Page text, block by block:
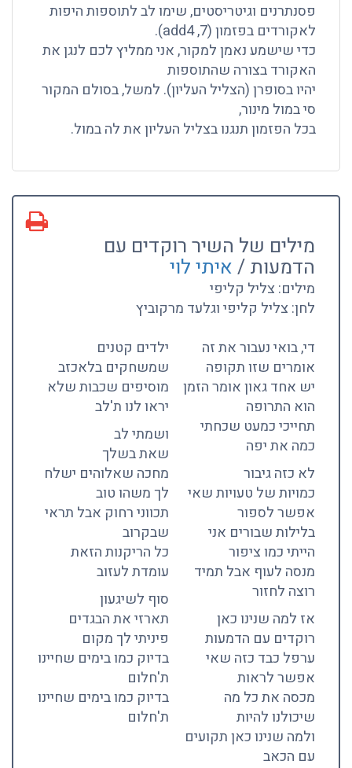
פסנתרנים וגיטריסטים, שימו לב לתוספות היפות
לאקורדים בפזמון (7, add4).
כדי שישמע נאמן למקור, אני ממליץ לכם לנגן את
האקורד בצורה שהתוספות
יהיו בסופרן (הצליל העליון). למשל, בסולם המקור
סי במול מינור,
בכל הפזמון תנגנו בצליל העליון את לה במול.
מילים של השיר רוקדים עם
הדמעות /איתי לוי
מילים: צליל קליפי
לחן: צליל קליפי וגלעד מרקוביץ
די, בואי נעבור את זה
אומרים שזו תקופה
יש אחד גאון אומר הזמן
הוא התרופה
תחייכי כמעט שכחתי
כמה את יפה
לא כזה גיבור
כמויות של טעויות שאי
אפשר לספור
בלילות שבורים אני
הייתי כמו ציפור
מנסה לעוף אבל תמיד
רוצה לחזור
אז למה שנינו כאן
רוקדים עם הדמעות
ערפל כבד כזה שאי
אפשר לראות
מכסה את כל מה
שיכולנו להיות
ולמה שנינו כאן תקועים
עם הכאב
ילדים קטנים
שמשחקים בלאכזב
מוסיפים שכבות שלא
יראו לנו ת'לב
ושמתי לב
שאת בשלך
מחכה שאלוהים ישלח
לך משהו טוב
תכווני רחוק אבל תראי
שבקרוב
כל הריקנות הזאת
עומדת לעזוב
סוף לשיגעון
תארזי את הבגדים
פיניתי לך מקום
בדיוק כמו בימים שחיינו
ת'חלום
בדיוק כמו בימים שחיינו
ת'חלום